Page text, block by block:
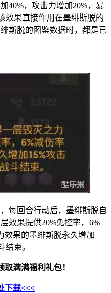
40%，攻击力增加20%，暴
效果直接作用在墨绯斯脱的
斯脱的图鉴数据时，都是已
每回合行动后，墨绯斯脱自
效果提供20%免控率，6%
效果的墨绯斯脱永久增加
结束。
满满福利礼包！
下载<<<